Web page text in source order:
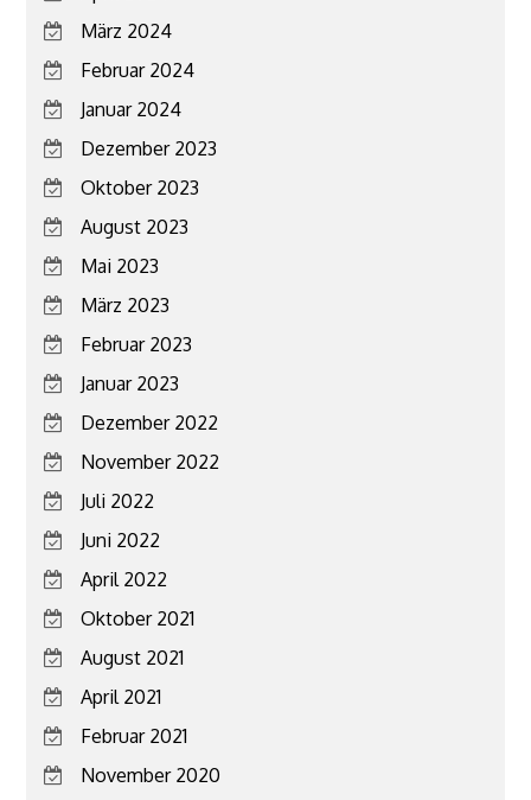
März 2024
Februar 2024
Januar 2024
Dezember 2023
Oktober 2023
August 2023
Mai 2023
März 2023
Februar 2023
Januar 2023
Dezember 2022
November 2022
Juli 2022
Juni 2022
April 2022
Oktober 2021
August 2021
April 2021
Februar 2021
November 2020